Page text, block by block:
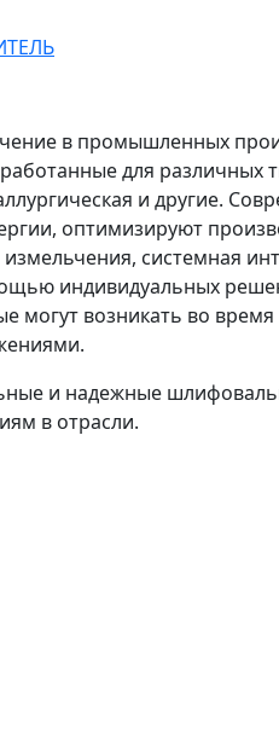
в промышленных
для
и другие.
оптимизируют
системная
индивидуальных
могут возникать во
и надежные
в отрасли.